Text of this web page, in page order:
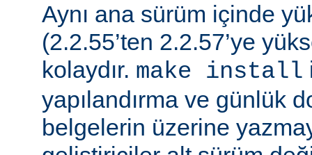
Aynı ana sürüm içinde
(2.2.55’ten 2.2.57’ye
kolaydır. make install
yapılandırma ve günlük
belgelerin üzerine